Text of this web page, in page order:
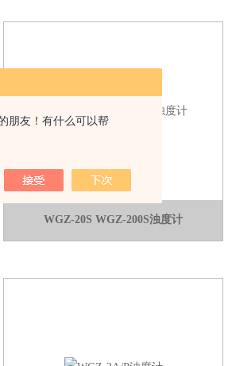
朋友！有什么可以帮
WGZ-20S WGZ-200S浊度计